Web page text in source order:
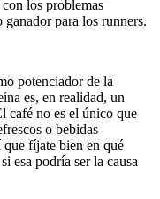
los problemas
ganador para los runners.
potenciador de la
es, en realidad, un
café no es el único que
o bebidas
que fíjate bien en qué
esa podría ser la causa